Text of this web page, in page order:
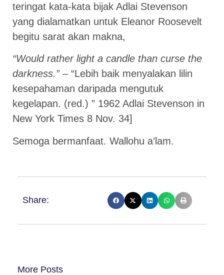
teringat kata-kata bijak Adlai Stevenson
yang dialamatkan untuk Eleanor Roosevelt
begitu sarat akan makna,
“Would rather light a candle than curse the
darkness.”– “Lebih baik menyalakan lilin
kesepahaman daripada mengutuk
kegelapan. (red.) ” 1962 Adlai Stevenson in
New York Times 8 Nov. 34]
Semoga bermanfaat. Wallohu a’lam.
Share:
More Posts